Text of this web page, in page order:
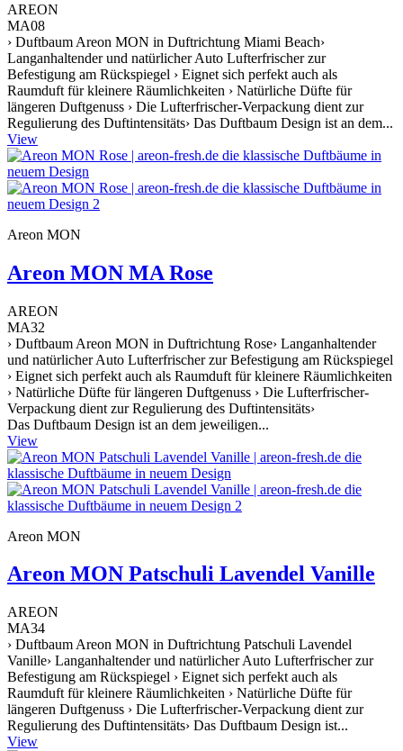
AREON
MA08
› Duftbaum Areon MON in Duftrichtung Miami Beach›
Langanhaltender und natürlicher Auto Lufterfrischer zur
Befestigung am Rückspiegel › Eignet sich perfekt auch als
Raumduft für kleinere Räumlichkeiten › Natürliche Düfte für
längeren Duftgenuss › Die Lufterfrischer-Verpackung dient zur
Regulierung des Duftintensitäts› Das Duftbaum Design ist an dem...
View
Areon MON
Areon MON MA Rose
AREON
MA32
› Duftbaum Areon MON in Duftrichtung Rose› Langanhaltender
und natürlicher Auto Lufterfrischer zur Befestigung am Rückspiegel
› Eignet sich perfekt auch als Raumduft für kleinere Räumlichkeiten
› Natürliche Düfte für längeren Duftgenuss › Die Lufterfrischer-
Verpackung dient zur Regulierung des Duftintensitäts›
Das Duftbaum Design ist an dem jeweiligen...
View
Areon MON
Areon MON Patschuli Lavendel Vanille
AREON
MA34
› Duftbaum Areon MON in Duftrichtung Patschuli Lavendel
Vanille› Langanhaltender und natürlicher Auto Lufterfrischer zur
Befestigung am Rückspiegel › Eignet sich perfekt auch als
Raumduft für kleinere Räumlichkeiten › Natürliche Düfte für
längeren Duftgenuss › Die Lufterfrischer-Verpackung dient zur
Regulierung des Duftintensitäts› Das Duftbaum Design ist...
View